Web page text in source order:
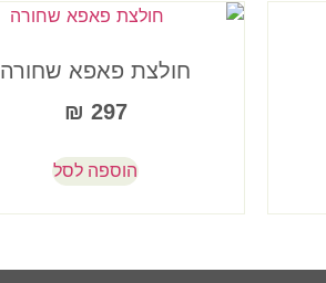
חולצת פאפא שחורה
297
₪
הוספה לסל